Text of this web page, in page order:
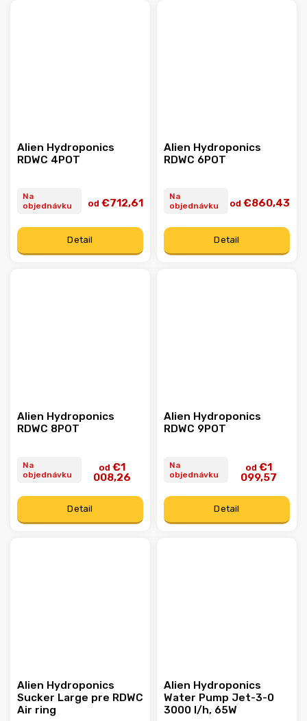
Alien Hydroponics
RDWC 4POT
Na
objednávku
od €712,61
Detail
Alien Hydroponics
RDWC 6POT
Na
objednávku
od €860,43
Detail
Alien Hydroponics
RDWC 8POT
Na
objednávku
od €1
008,26
Detail
Alien Hydroponics
RDWC 9POT
Na
objednávku
od €1
099,57
Detail
Alien Hydroponics
Sucker Large pre RDWC
Air ring
Alien Hydroponics
Water Pump Jet-3-0
3000 l/h, 65W